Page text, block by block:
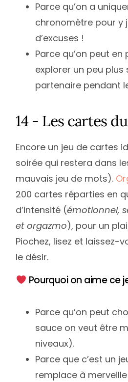
Parce qu’on a
chronomètre pour y
d’excuses !
Parce qu’on peut
explorer un peu plus
partenaire pendant
14 - Les cartes
Encore un jeu de cartes
soirée qui restera dans
mauvais jeu de mots).
200 cartes réparties en
d’intensité (émotionnel,
et orgazmo), pour un
Piochez, lisez et laissez-
le désir.
Pourquoi on aime ce
Parce qu’on peut
sauce on veut être
niveaux).
Parce que c’est un
remplace à